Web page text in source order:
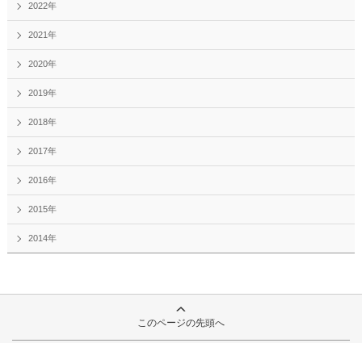
2022年
2021年
2020年
2019年
2018年
2017年
2016年
2015年
2014年
このページの先頭へ